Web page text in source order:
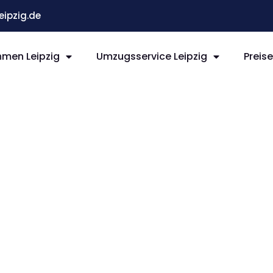
Leipzig Umzugsservice Leipzig Preise